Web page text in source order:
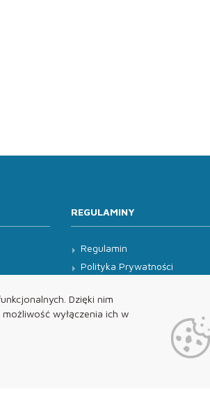
Dzięki nim
wyłączenia ich w
REGULAMINY
Regulamin
Polityka Prywatności